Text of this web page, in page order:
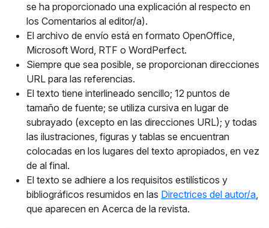
se ha proporcionado una explicación al respecto en
los Comentarios al editor/a).
El archivo de envío está en formato OpenOffice,
Microsoft Word, RTF o WordPerfect.
Siempre que sea posible, se proporcionan direcciones
URL para las referencias.
El texto tiene interlineado sencillo; 12 puntos de
tamaño de fuente; se utiliza cursiva en lugar de
subrayado (excepto en las direcciones URL); y todas
las ilustraciones, figuras y tablas se encuentran
colocadas en los lugares del texto apropiados, en vez
de al final.
El texto se adhiere a los requisitos estilísticos y
bibliográficos resumidos en las Directrices del autor/a,
que aparecen en Acerca de la revista.